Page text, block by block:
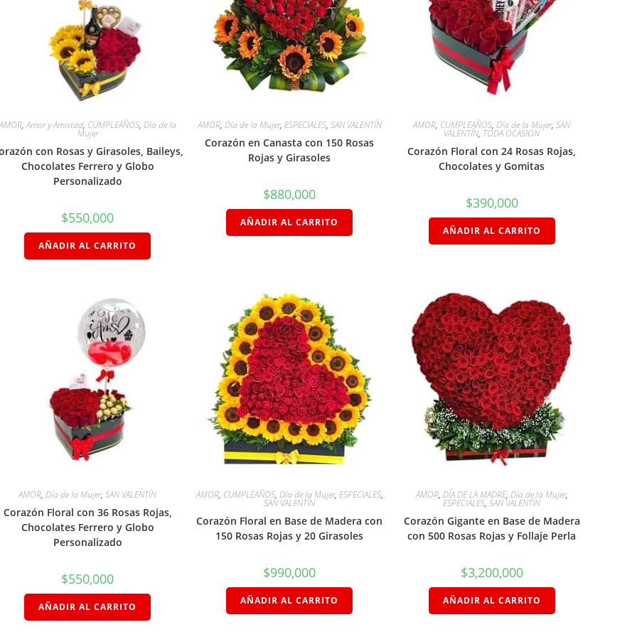
,Amor y Amistad, CUMPLEAÑOS, Día de la
Mujer
con Rosas y Girasoles, Baileys,
Chocolates Ferrero y Globo
Personalizado
$550,000
AÑADIR AL CARRITO
AMOR, Día de la Mujer, ESPECIALES, SAN VALENTÍN
Corazón en Canasta con 150 Rosas
Rojas y Girasoles
$880,000
AÑADIR AL CARRITO
AMOR, CUMPLEAÑOS,Día de la Mujer,SAN
VALENTÍN, TODA OCASION
Corazón Floral con 24 Rosas Rojas,
Chocolates y Gomitas
$390,000
AÑADIR AL CARRITO
AMOR,Día de la Mujer,SAN VALENTÍN
Corazón Floral con 36 Rosas Rojas,
Chocolates Ferrero y Globo
Personalizado
$550,000
AÑADIR AL CARRITO
AMOR, CUMPLEAÑOS, Día de la Mujer, ESPECIALES,
SAN VALENTÍN
Corazón Floral en Base de Madera con
150 Rosas Rojas y 20 Girasoles
$990,000
AÑADIR AL CARRITO
AMOR, DÍA DE LA MADRE, Día de la Mujer,
ESPECIALES,SAN VALENTÍN
Corazón Gigante en Base de Madera
con 500 Rosas Rojas y Follaje Perla
$3,200,000
AÑADIR AL CARRITO